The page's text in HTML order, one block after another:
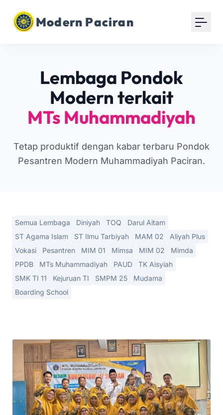
Modern Paciran
Lembaga Pondok
Modern terkait
MTs Muhammadiyah
Tetap produktif dengan kabar terbaru Pondok
Pesantren Modern Muhammadiyah Paciran.
Semua Lembaga Diniyah TOQ
Darul Aitam
ST Agama Islam
ST Ilmu Tarbiyah MAM 02
Aliyah Plus
Vokasi
Pesantren MIM 01 Mimsa MIM 02
Mimda
PPDB
MTs Muhammadiyah PAUD
TK Aisyiah
SMK TI 11
Kejuruan TI SMPM 25
Mudama
Boarding School